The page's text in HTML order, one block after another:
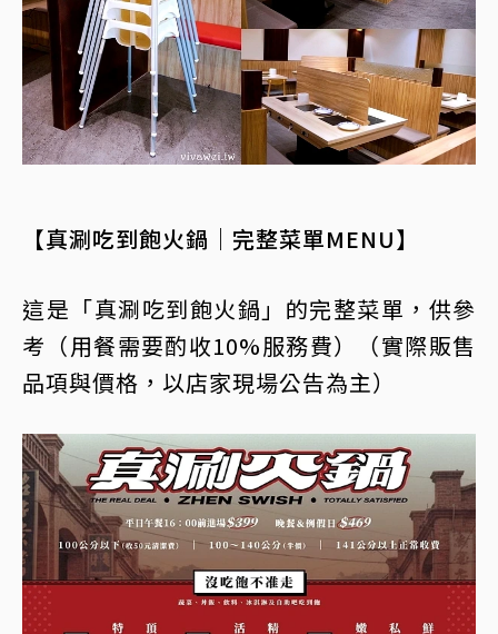
【真涮吃到飽火鍋｜完整菜單MENU】
這是「真涮吃到飽火鍋」的完整菜單，供參
考（用餐需要酌收10%服務費）（實際販售
品項與價格，以店家現場公告為主）